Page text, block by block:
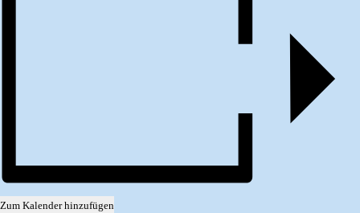
Zum Kalender hinzufügen